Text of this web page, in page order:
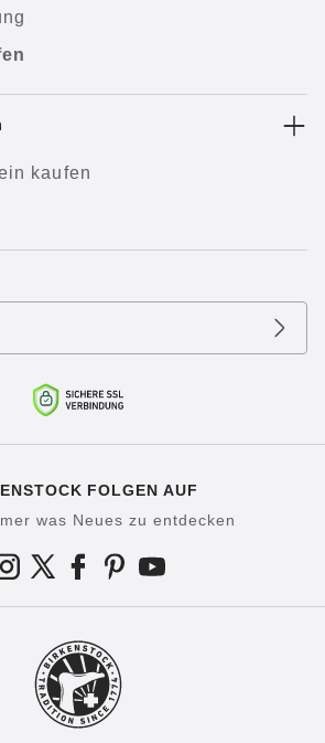
kaufen
FOLGEN AUF
was Neues zu entdecken